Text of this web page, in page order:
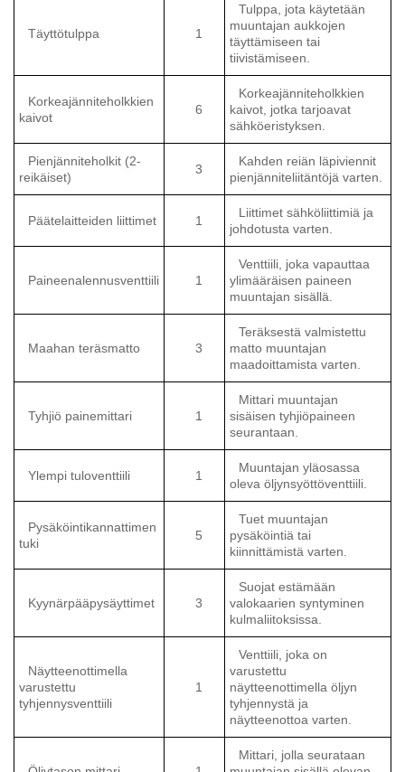
Täyttötulppa 1
Tulppa, jota käytetään
muuntajan aukkojen
täyttämiseen tai
tiivistämiseen.
Korkeajänniteholkkien
kaivot
6
Korkeajänniteholkkien
kaivot, jotka tarjoavat
sähköeristyksen.
Pienjänniteholkit (2-
reikäiset)
3
Kahden reiän läpiviennit
pienjänniteliitäntöjä varten.
Päätelaitteiden liittimet 1
Liittimet sähköliittimiä ja
johdotusta varten.
Paineenalennusventtiili 1
Venttiili, joka vapauttaa
ylimääräisen paineen
muuntajan sisällä.
Maahan teräsmatto 3
Teräksestä valmistettu
matto muuntajan
maadoittamista varten.
Tyhjiö painemittari 1
Mittari muuntajan
sisäisen tyhjiöpaineen
seurantaan.
Ylempi tuloventtiili 1
Muuntajan yläosassa
oleva öljynsyöttöventtiili.
Pysäköintikannattimen
tuki
5
Tuet muuntajan
pysäköintiä tai
kiinnittämistä varten.
Kyynärpääpysäyttimet 3
Suojat estämään
valokaarien syntyminen
kulmaliitoksissa.
Näytteenottimella
varustettu
tyhjennysventtiili
1
Venttiili, joka on
varustettu
näytteenottimella öljyn
tyhjennystä ja
näytteenottoa varten.
Mittari, jolla seurataan